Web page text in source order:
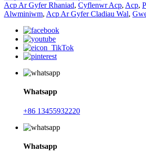
Acp Ar Gyfer Rhaniad, Cyflenwr Acp, Acp,
Alwminiwm, Acp Ar Gyfer Cladiau Wal,
Whatsapp
+86 13455932220
Whatsapp